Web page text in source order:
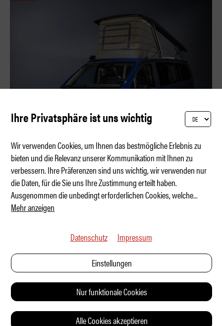
Smart Home auf Rädern
Ihre Privatsphäre ist uns wichtig
Wir verwenden Cookies, um Ihnen das bestmögliche Erlebnis zu
bieten und die Relevanz unserer Kommunikation mit Ihnen zu
verbessern. Ihre Präferenzen sind uns wichtig, wir verwenden nur
die Daten, für die Sie uns Ihre Zustimmung erteilt haben.
Ausgenommen die unbedingt erforderlichen Cookies, welche...
Mehr anzeigen
Datenschutz Impressum
Einstellungen
Nur funktionale Cookies
Alle Cookies akzeptieren